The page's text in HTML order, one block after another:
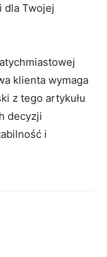
dla Twojej
klienta wymaga
z tego artykułu
decyzji
i